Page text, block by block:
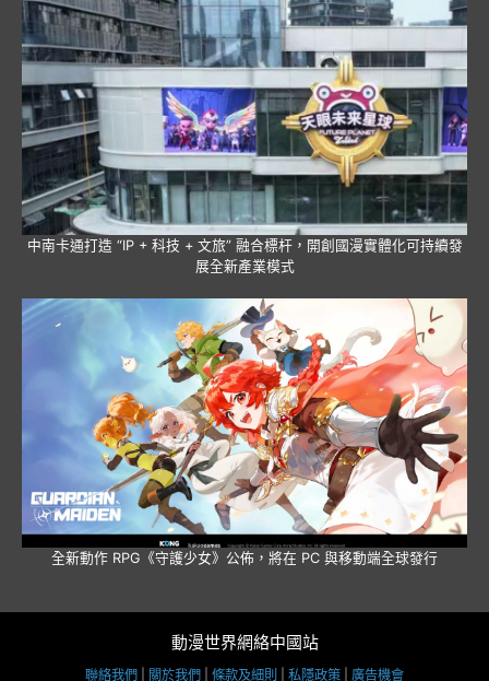
中南卡通打造 “IP + 科技 + 文旅” 融合標杆，開創國漫實體化可持續發
展全新產業模式
全新動作 RPG《守護少女》公佈，將在 PC 與移動端全球發行
動漫世界網絡中國站
聯絡我們 關於我們 條款及細則 私隱政策 廣告機會